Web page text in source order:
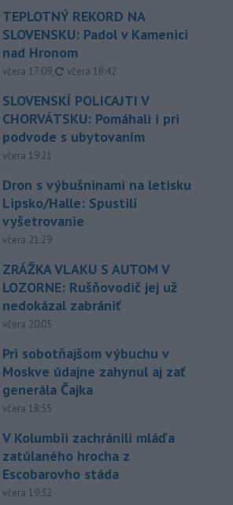
TEPLOTNÝ REKORD NA
SLOVENSKU: Padol v Kamenici
nad Hronom
včera 17:09, aktualizované
včera 18:42
SLOVENSKÍ POLICAJTI V
CHORVÁTSKU: Pomáhali i pri
podvode s ubytovaním
včera 19:21
Dron s výbušninami na letisku
Lipsko/Halle: Spustili
vyšetrovanie
včera 21:29
ZRÁŽKA VLAKU S AUTOM V
LOZORNE: Rušňovodič jej už
nedokázal zabrániť
včera 20:05
Pri sobotňajšom výbuchu v
Moskve údajne zahynul aj zať
generála Čajka
včera 18:55
V Kolumbii zachránili mláďa
zatúlaného hrocha z
Escobarovho stáda
včera 19:32